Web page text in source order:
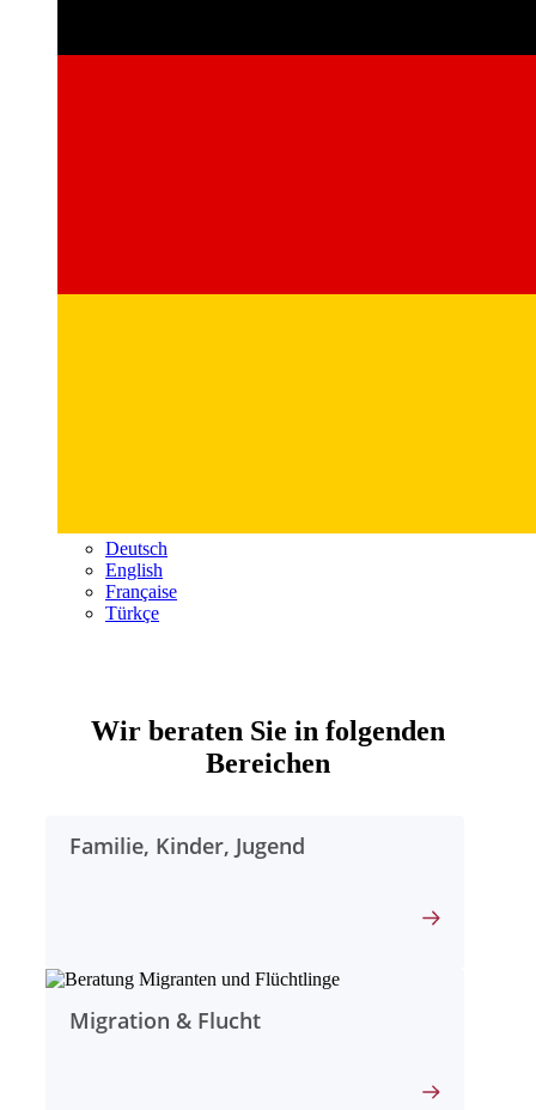
Deutsch
English
Française
Türkçe
Evangelischer
Regionalverband
Offenbach
Wir beraten Sie in folgenden
Bereichen
Familie, Kinder, Jugend
Migration & Flucht